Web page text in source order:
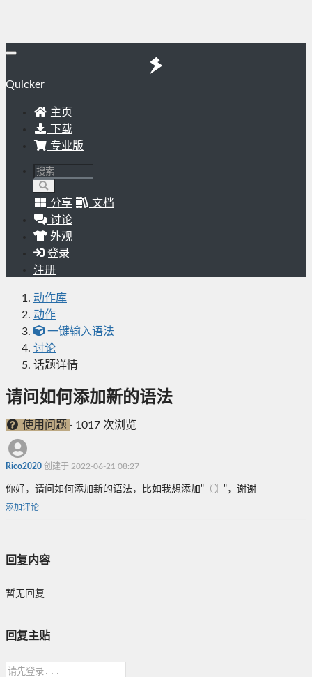
Quicker
主页
下载
专业版
分享
文档
讨论
外观
登录
注册
动作库
动作
一键输入语法
讨论
话题详情
请问如何添加新的语法
使用问题 · 1017 次浏览
Rico2020 创建于 2022-06-21 08:27
你好，请问如何添加新的语法，比如我想添加"〖〗"，谢谢
添加评论
回复内容
暂无回复
回复主贴